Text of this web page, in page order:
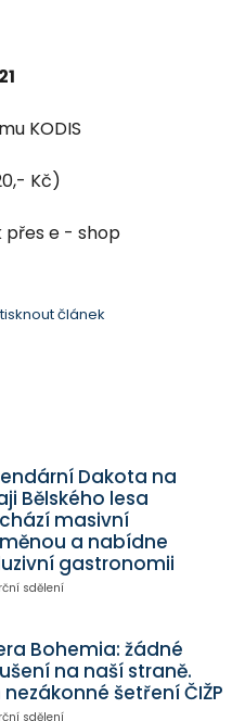
KODIS
Kč)
přes e - shop
článek
Dakota na
Bělského lesa
masivní
a nabídne
gastronomii
sdělení
Bohemia: žádné
na naší straně.
nezákonné šetření ČIŽP
sdělení